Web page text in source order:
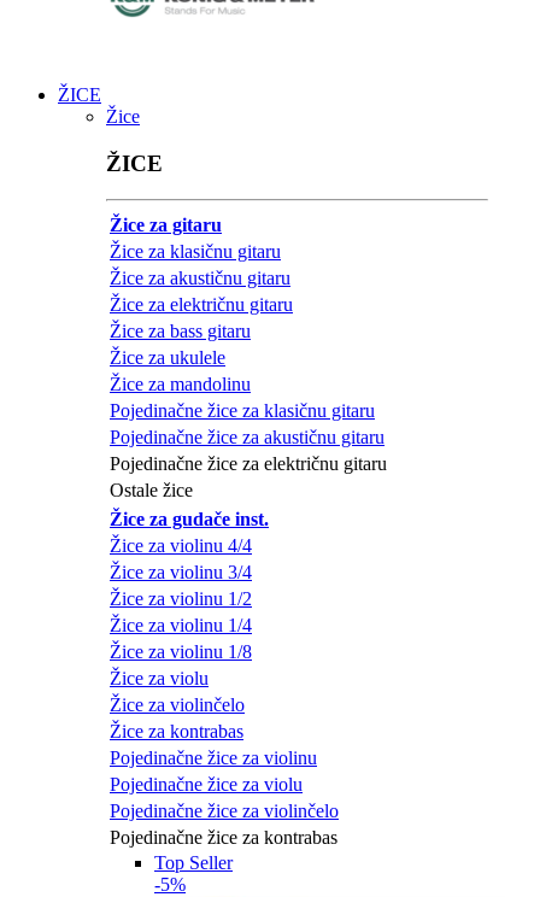
ŽICE
Žice
ŽICE
Žice za gitaru
Žice za klasičnu gitaru
Žice za akustičnu gitaru
Žice za električnu gitaru
Žice za bass gitaru
Žice za ukulele
Žice za mandolinu
Pojedinačne žice za klasičnu gitaru
Pojedinačne žice za akustičnu gitaru
Pojedinačne žice za električnu gitaru
Ostale žice
Žice za gudače inst.
Žice za violinu 4/4
Žice za violinu 3/4
Žice za violinu 1/2
Žice za violinu 1/4
Žice za violinu 1/8
Žice za violu
Žice za violinčelo
Žice za kontrabas
Pojedinačne žice za violinu
Pojedinačne žice za violu
Pojedinačne žice za violinčelo
Pojedinačne žice za kontrabas
Top Seller
-5%